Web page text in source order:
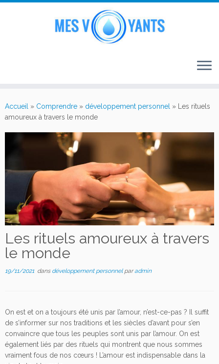
au
contenu
Accueil » Comprendre » développement personnel »
Les rituels
amoureux à travers le monde
Les rituels amoureux à travers
le monde
19/11/2021 dans développement personnel paradmin
On est et on a toujours été unis par l’amour, n’est-ce-pas ? Il suffit
de s’informer sur nos traditions et les siècles d’avant pour s’en
convaincre que tous les peuples sont unis par l’amour. On est
également liés par des rituels qui montrent que nous sommes
vraiment fous de nos cœurs ! L’amour est indispensable dans la